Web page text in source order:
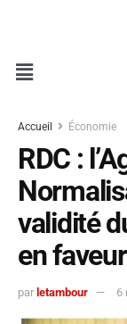
Accueil Économie
RDC :
validité
en
par letambour 6